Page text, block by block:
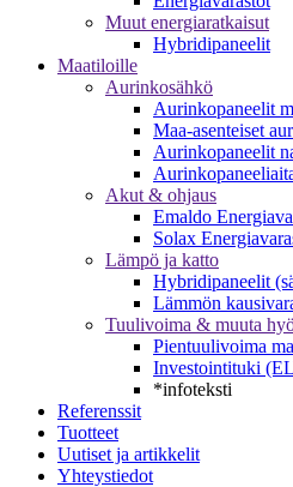
Muut energiaratkaisut
Hybridipaneelit
Maatiloille
Aurinkosähkö
Aurinkopaneelit
Maa-asenteiset
Aurinkopaneelit
Akut & ohjaus
Emaldo
Solax
Lämpö ja katto
Hybridipaneelit
Lämmön
Tuulivoima & muuta
Pientuulivoima
Investointituki
*infoteksti
Referenssit
Tuotteet
Uutiset ja artikkelit
Yhteystiedot